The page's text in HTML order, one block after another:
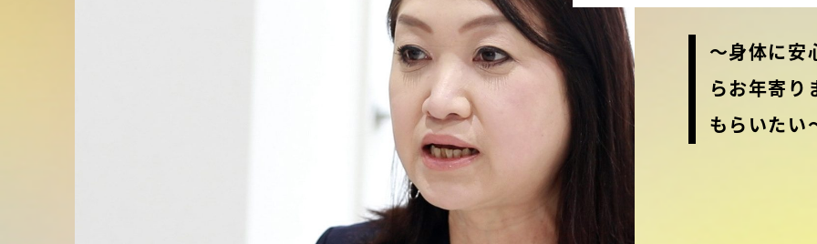
～身体に安
らお年寄り
もらいたい